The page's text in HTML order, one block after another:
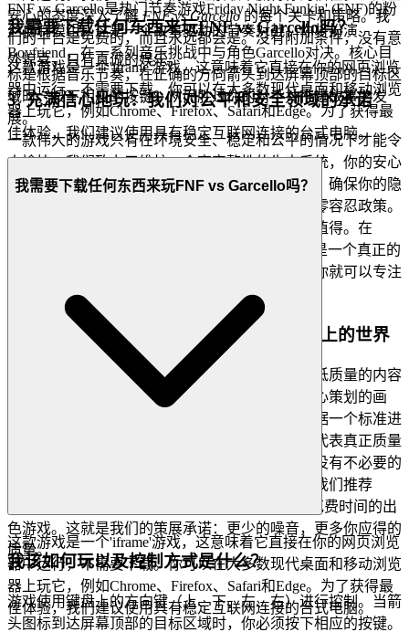
安心的态度深入了解 FNF vs Garcello的每个关卡和策略。我
们的平台是免费的，而且永远都会是。没有附加条件，没有意
外惊喜，只有真诚的娱乐。
3. 充满信心地玩：我们对公平和安全领域的承诺
一款伟大的游戏只有在环境安全、稳定和公平的情况下才能令
人愉快。我们致力于维护一个高完整性的生态系统，你的安心
是至关重要的。这意味着对数据安全的坚定奉献，确保你的隐
私永远不会受到损害，并对作弊或不良行为采取零容忍政策。
我们构建安全的基础，让你的成就感觉有意义和值得。在
排行榜上争夺榜首位置，知道这是一个真正的
技能考验。我们构建安全、公平的游乐场，这样你就可以专注
于建立你的传奇。
4. 对玩家的尊重：一个精心策划、质量至上的世界
我们太尊重你的智慧和时间，不会用无休止的、低质量的内容
来轰炸你。我们的平台不是垃圾场；它是一个精心策划的画
廊。每一个游戏、每一个功能和每一次互动都根据一个标准进
行衡量：这是否改善了玩家体验？我们精心挑选代表真正质量
的标题，并维护一个干净、闪电般快速的界面，没有不必要的
杂乱。你不会在这里找到成千上万的克隆游戏。我们推荐
，因为我们相信它是一款值得你花费时间的出
色游戏。这就是我们的策展承诺：更少的噪音，更多你应得的
质量。
FNF vs Garcello是热门节奏游戏Friday Night Funkin' (FNF)的粉
丝自制模组。这是一个故事驱动的节奏对战，你将扮演
Boyfriend，在一系列音乐挑战中与角色Garcello对决。核心目
标是根据音乐节奏，在正确的方向箭头到达屏幕顶部的目标区
域时，按下相应的按键，从而胜过你的对手并推进故事的发
展。
我需要下载任何东西来玩FNF vs Garcello吗？
这款游戏是一个'iframe'游戏，这意味着它直接在你的网页浏览
器中运行，不需要下载。你可以在大多数现代桌面和移动浏览
器上玩它，例如Chrome、Firefox、Safari和Edge。为了获得最
佳体验，我们建议使用具有稳定互联网连接的台式电脑。
我需要下载任何东西来玩FNF vs Garcello吗？
这款游戏是一个'iframe'游戏，这意味着它直接在你的网页浏览
器中运行，不需要下载。你可以在大多数现代桌面和移动浏览
器上玩它，例如Chrome、Firefox、Safari和Edge。为了获得最
佳体验，我们建议使用具有稳定互联网连接的台式电脑。
我该如何玩以及控制方式是什么？
游戏使用键盘上的方向键（上、下、左、右）进行控制。当箭
头图标到达屏幕顶部的目标区域时，你必须按下相应的按键。